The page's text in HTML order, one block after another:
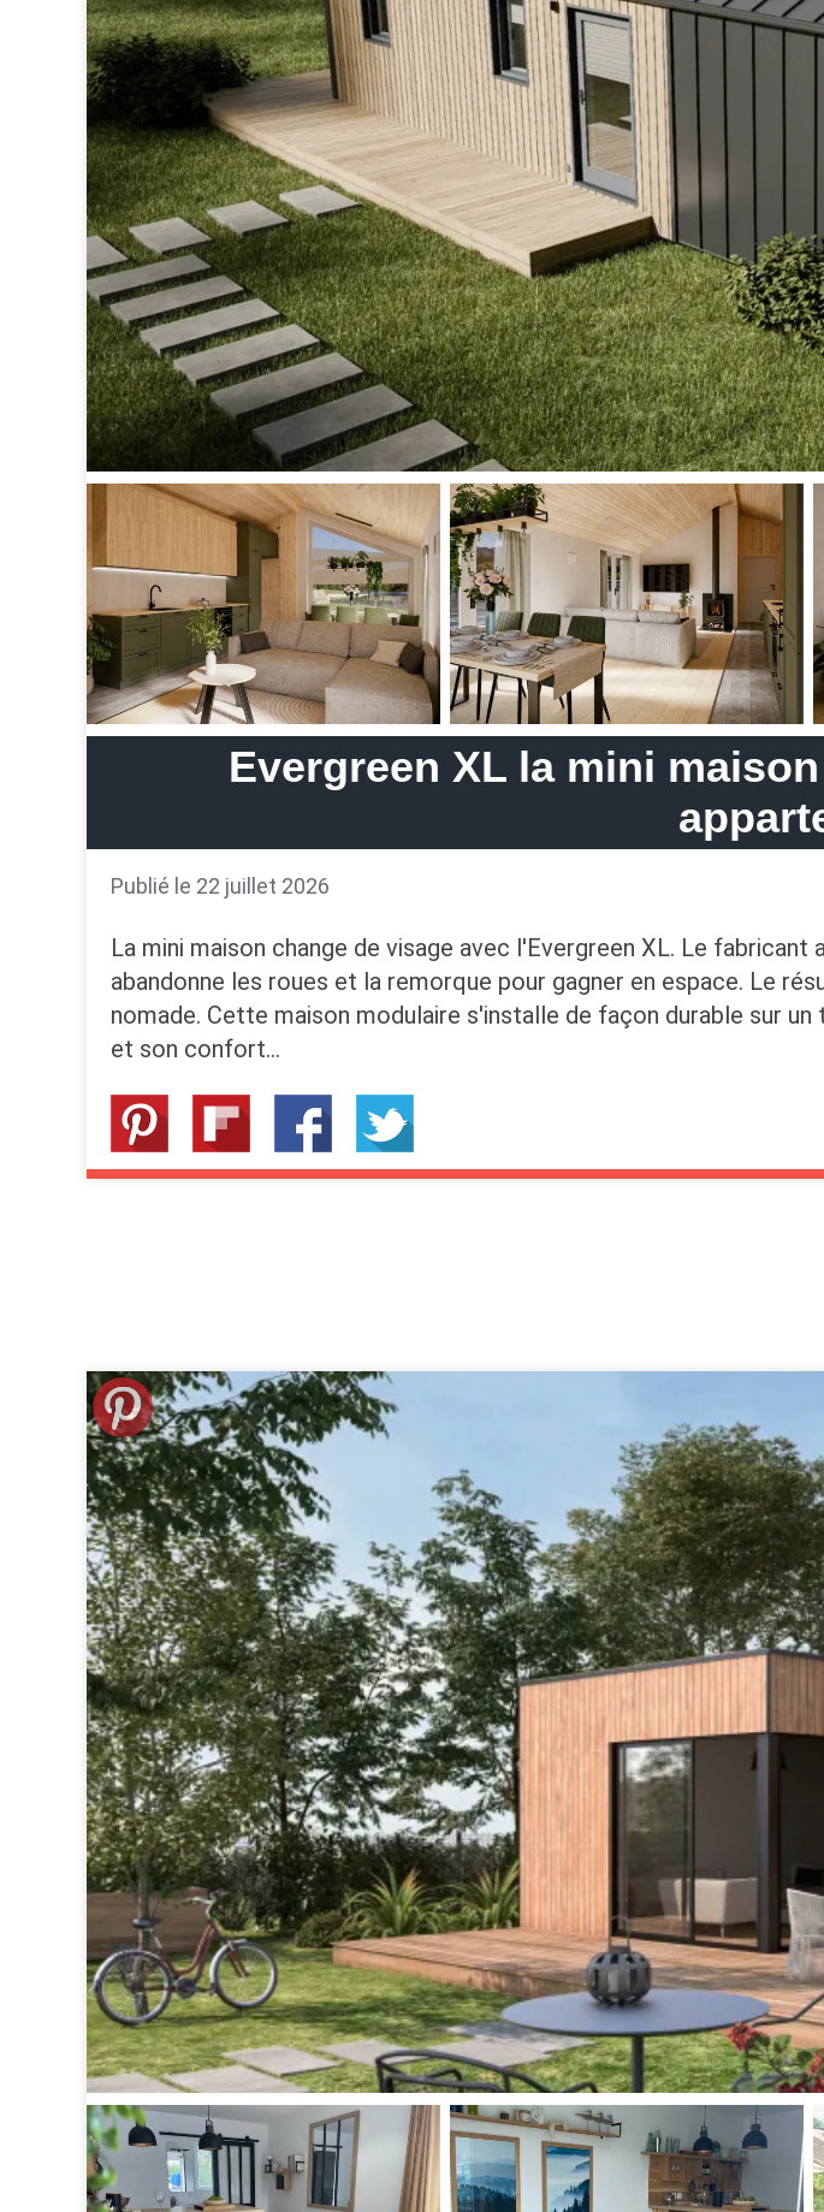
Evergreen XL la mini
Publié le 22 juillet 2026
La mini maison change de visage avec l'Evergreen XL. Le
abandonne les roues et la remorque pour gagner en espace. Le
nomade. Cette maison modulaire s'installe de façon durable sur
et son confort…